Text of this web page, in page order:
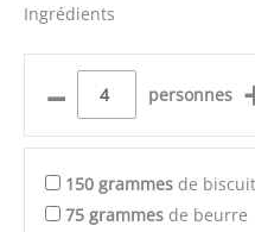
Ingrédients
– personnes
150 grammes de
75 grammes de beurre